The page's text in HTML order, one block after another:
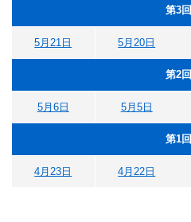
第3回
5月21日 5月20日
第2回
5月6日 5月5日
第1回
4月23日 4月22日